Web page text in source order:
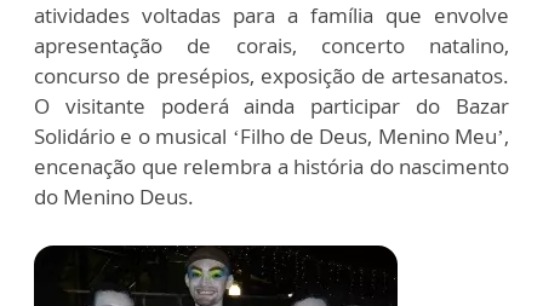
atividades voltadas para a família que envolve
apresentação de corais, concerto natalino,
concurso de presépios, exposição de artesanatos.
O visitante poderá ainda participar do Bazar
Solidário e o musical ‘Filho de Deus, Menino Meu’,
encenação que relembra a história do nascimento
do Menino Deus.